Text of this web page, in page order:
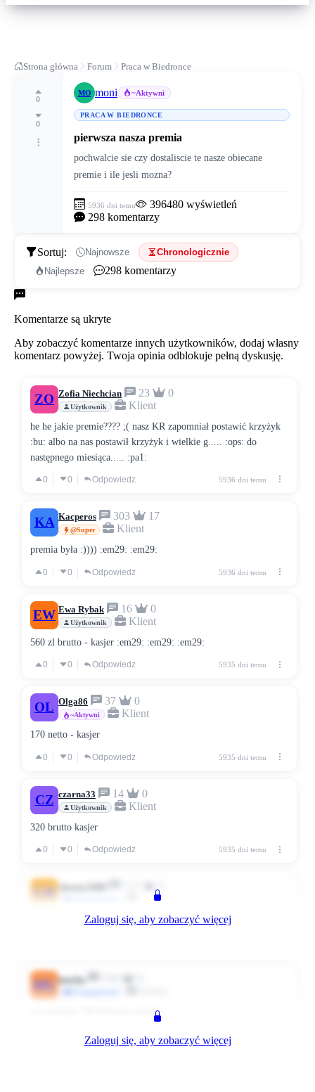
Strona główna Forum Praca w Biedronce
0
0
MO moni ~Aktywni
PRACA W BIEDRONCE
pierwsza nasza premia
pochwalcie sie czy dostaliscie te nasze obiecane
premie i ile jesli mozna?
5936 dni temu 396480 wyświetleń
298 komentarzy
Sortuj: Najnowsze
Chronologicznie
Najlepsze
298 komentarzy
Komentarze
Komentarze są ukryte
Aby zobaczyć komentarze innych użytkowników, dodaj własny
komentarz powyżej. Twoja opinia odblokuje pełną dyskusję.
ZO Zofia Niechcian 23 0
Użytkownik Klient
he he jakie premie???? ;( nasz KR zapomniał postawić krzyżyk
:bu: albo na nas postawił krzyżyk i wielkie g..... :ops: do
następnego miesiąca..... :pa1:
0 0 Odpowiedz 5936 dni temu
KA Kacperos 303 17
@Super Klient
premia była :)))) :em29: :em29:
0 0 Odpowiedz 5936 dni temu
EW Ewa Rybak 16 0
Użytkownik Klient
560 zl brutto - kasjer :em29: :em29: :em29:
0 0 Odpowiedz 5935 dni temu
OL Olga86 37 0
~Aktywni Klient
170 netto - kasjer
0 0 Odpowiedz 5935 dni temu
CZ czarna33 14 0
Użytkownik Klient
320 brutto kasjer
0 0 Odpowiedz 5935 dni temu
CH
ja też 170 nettoZaloguj się, aby zobaczyć więcej
MU mucha
a ja miałam 150 zł brutto premii
Dodano: 2010-05-09, 12:37
Zaloguj się, aby zobaczyć więcej